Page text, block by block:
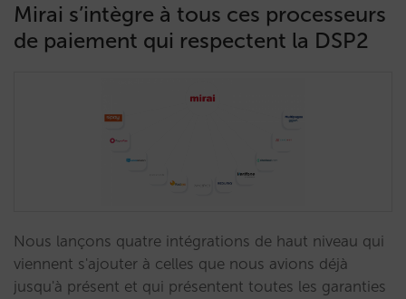
Mirai s’intègre à tous ces processeurs
de paiement qui respectent la DSP2
Nous lançons quatre intégrations de haut niveau qui
viennent s'ajouter à celles que nous avions déjà
jusqu'à présent et qui présentent toutes les garanties